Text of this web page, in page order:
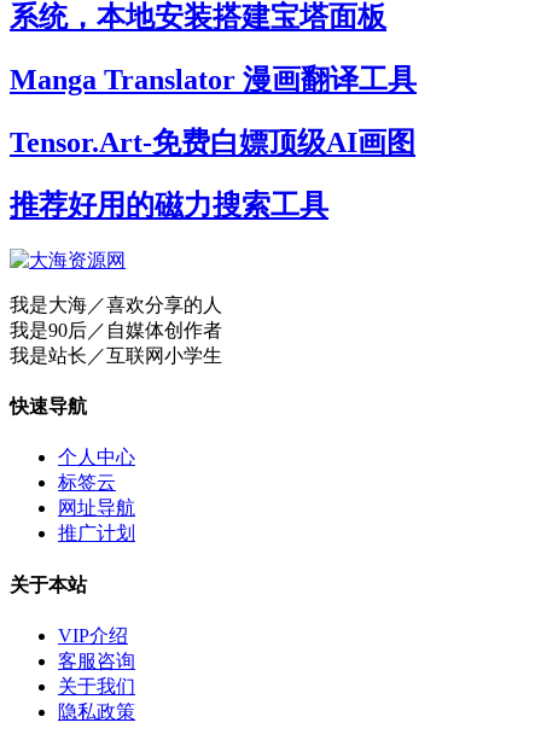
系统，本地安装搭建宝塔面板
Manga Translator 漫画翻译工具
Tensor.Art-免费白嫖顶级AI画图
推荐好用的磁力搜索工具
我是大海／喜欢分享的人
我是90后／自媒体创作者
我是站长／互联网小学生
快速导航
个人中心
标签云
网址导航
推广计划
关于本站
VIP介绍
客服咨询
关于我们
隐私政策